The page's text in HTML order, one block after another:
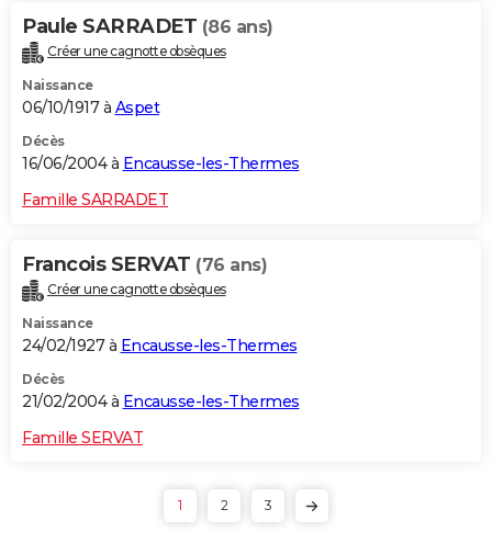
Paule SARRADET (86 ans)
Créer une cagnotte obsèques
Naissance
06/10/1917 à Aspet
Décès
16/06/2004 à Encausse-les-Thermes
Famille SARRADET
Francois SERVAT (76 ans)
Créer une cagnotte obsèques
Naissance
24/02/1927 à Encausse-les-Thermes
Décès
21/02/2004 à Encausse-les-Thermes
Famille SERVAT
1 2 3